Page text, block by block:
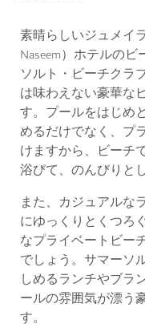
素晴らしいジュメイ
Naseem）ホテルの
ソルト・ビーチクラ
は味わえない豪華な
す。プールをはじめ
めるだけでなく、プ
けますから、ビーチ
浴びて、のんびりと
また、カジュアルな
にゆっくりとくつろ
なプライベートビー
でしょう。サマーソ
しめるランチやブラ
ールの雰囲気が漂う
す。